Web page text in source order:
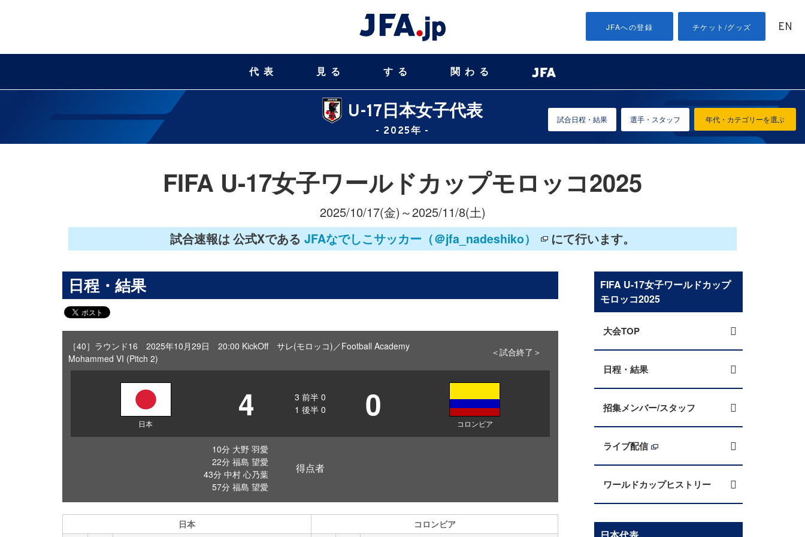
JFAへの登録 チケット/グッズ EN
代表 見る する 関わる
U-17日本女子代表
- 2025年 -
年代・カテゴリーを選ぶ
試合日程・結果 選手・スタッフ
FIFA U-17女子ワールドカップモロッコ2025
2025/10/17(金)～2025/11/8(土)
試合速報は 公式Xである JFAなでしこサッカー（＠jfa_nadeshiko） にて行います。
日程・結果
［40］ラウンド16 2025年10月29日 20:00 KickOff サレ(モロッコ)／Football Academy
Mohammed VI (Pitch 2)
＜試合終了＞
日本 4 3 前半 0
1 後半 0 0 コロンビア
10分 大野 羽愛
22分 福島 望愛
43分 中村 心乃葉
57分 福島 望愛
得点者
日本 コロンビア
FIFA U-17女子ワールドカップ
モロッコ2025
大会TOP
日程・結果
招集メンバー/スタッフ
ライブ配信
ワールドカップヒストリー